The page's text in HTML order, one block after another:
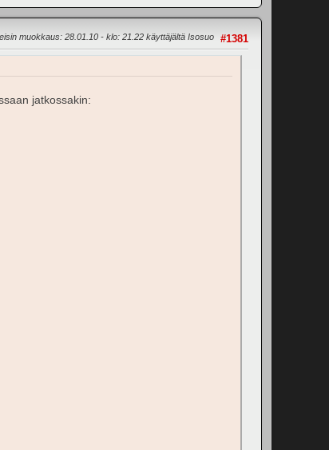
#1381
muokkaus: 28.01.10 - klo: 21.22 käyttäjältä Isosuo
jatkossakin: